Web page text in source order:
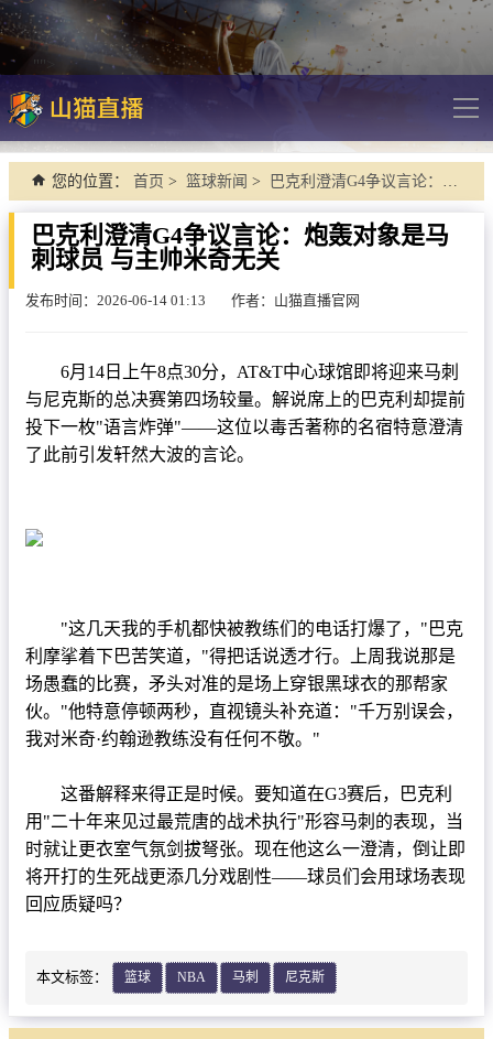
"">
导
网站首页
足球直播
英超
德甲
意甲
欧冠杯
篮球直播
录像
足球录像
新闻
足球新闻
篮球新闻
您的位置： 首页 > 篮球新闻 > 巴克利澄清G4争议言论：炮轰对象是马刺球员 与主帅米奇无关
巴克利澄清G4争议言论：炮轰对象是马
刺球员 与主帅米奇无关
发布时间：2026-06-14 01:13 作者：山猫直播官网
6月14日上午8点30分，AT&T中心球馆即将迎来马刺
与尼克斯的总决赛第四场较量。解说席上的巴克利却提前
投下一枚"语言炸弹"——这位以毒舌著称的名宿特意澄清
了此前引发轩然大波的言论。
"这几天我的手机都快被教练们的电话打爆了，"巴克
利摩挲着下巴苦笑道，"得把话说透才行。上周我说那是
场愚蠢的比赛，矛头对准的是场上穿银黑球衣的那帮家
伙。"他特意停顿两秒，直视镜头补充道："千万别误会，
我对米奇·约翰逊教练没有任何不敬。"
这番解释来得正是时候。要知道在G3赛后，巴克利
用"二十年来见过最荒唐的战术执行"形容马刺的表现，当
时就让更衣室气氛剑拔弩张。现在他这么一澄清，倒让即
将开打的生死战更添几分戏剧性——球员们会用球场表现
回应质疑吗？
本文标签： 篮球 NBA 马刺 尼克斯